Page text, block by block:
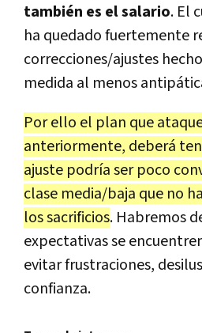
también es el salario. El
ha quedado fuertemente
correcciones/ajustes
medida al menos
Por ello el plan que
anteriormente, deberá
ajuste podría ser poco
clase media/baja que no
los sacrificios. Habremos
expectativas se
evitar frustraciones,
confianza.